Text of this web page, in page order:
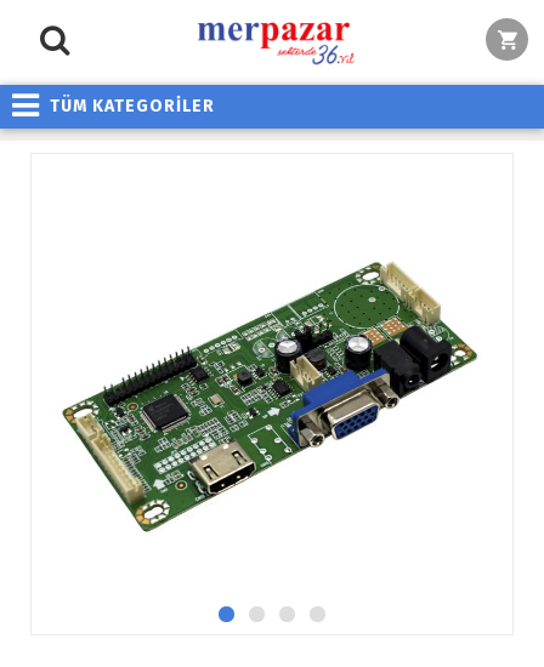
TÜM KATEGORİLER